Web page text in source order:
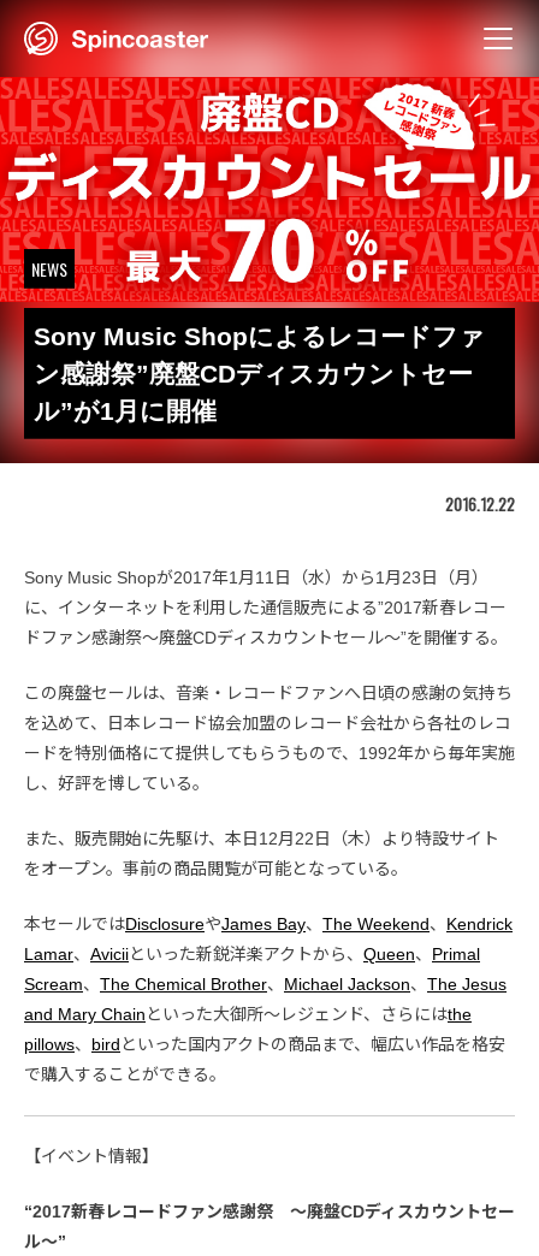
Skip
NEWS
Sony Music Shopによるレコードファ
ン感謝祭”廃盤CDディスカウントセー
ル”が1月に開催
2016.12.22
Sony Music Shopが2017年1月11日（水）から1月23日（月）
に、インターネットを利用した通信販売による”2017新春レコー
ドファン感謝祭～廃盤CDディスカウントセール～”を開催する。
この廃盤セールは、音楽・レコードファンへ日頃の感謝の気持ち
を込めて、日本レコード協会加盟のレコード会社から各社のレコ
ードを特別価格にて提供してもらうもので、1992年から毎年実施
し、好評を博している。
また、販売開始に先駆け、本日12月22日（木）より特設サイト
をオープン。事前の商品閲覧が可能となっている。
本セールではDisclosureやJames Bay、 The Weekend、 Kendrick
Lamar、 Aviciiといった新鋭洋楽アクトから、 Queen、 Primal
Scream、 The Chemical Brother、 Michael Jackson、 The Jesus
and Mary Chain といった大御所〜レジェンド、さらにはthe
pillows、 bird といった国内アクトの商品まで、幅広い作品を格安
で購入することができる。
【イベント情報】
“2017新春レコードファン感謝祭 ～廃盤CDディスカウントセー
ル～”